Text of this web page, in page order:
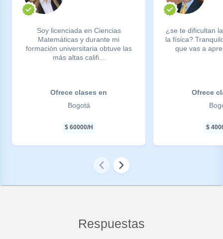
Soy licenciada en Ciencias
Matemáticas y durante mi
formación universitaria obtuve las
más altas califi...
Ofrece clases en
Bogotá
$ 60000/H
¿se te dificultan
la física?
que vas a
Ofrece
$
Respuestas